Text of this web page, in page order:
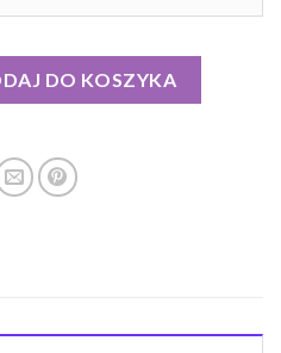
damska
DO KOSZYKA